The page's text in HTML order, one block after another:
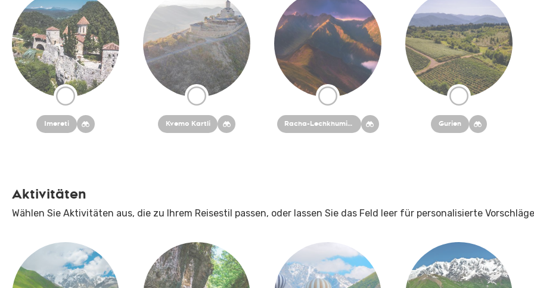
Imereti Kvemo Kartli Racha-Lechkhumi und Kvemo Svaneti Gurien
Aktivitäten
Wählen Sie Aktivitäten aus, die zu Ihrem Reisestil passen, oder lassen Sie das Feld leer für personalisierte